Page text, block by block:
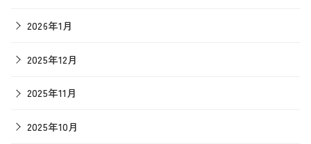
2026年1月
2025年12月
2025年11月
2025年10月